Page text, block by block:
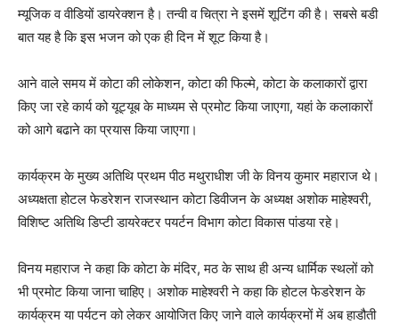
म्यूजिक व वीडियों डायरेक्शन है। तन्वी व चित्रा ने इसमें शूटिंग की है। सबसे बडी
बात यह है कि इस भजन को एक ही दिन में शूट किया है।
आने वाले समय में कोटा की लोकेशन, कोटा की फिल्मे, कोटा के कलाकारों द्वारा
किए जा रहे कार्य को यूट्यूब के माध्यम से प्रमोट किया जाएगा, यहां के कलाकारों
को आगे बढाने का प्रयास किया जाएगा।
कार्यक्रम के मुख्य अतिथि प्रथम पीठ मथुराधीश जी के विनय कुमार महाराज थे।
अध्यक्षता होटल फेडरेशन राजस्थान कोटा डिवीजन के अध्यक्ष अशोक माहेश्वरी,
विशिष्ट अतिथि डिप्टी डायरेक्टर पयर्टन विभाग कोटा विकास पांडया रहे।
विनय महाराज ने कहा कि कोटा के मंदिर, मठ के साथ ही अन्य धार्मिक स्थलों को
भी प्रमोट किया जाना चाहिए। अशोक माहेश्वरी ने कहा कि होटल फेडरेशन के
कार्यक्रम या पर्यटन को लेकर आयोजित किए जाने वाले कार्यक्रमों में अब हाडौती